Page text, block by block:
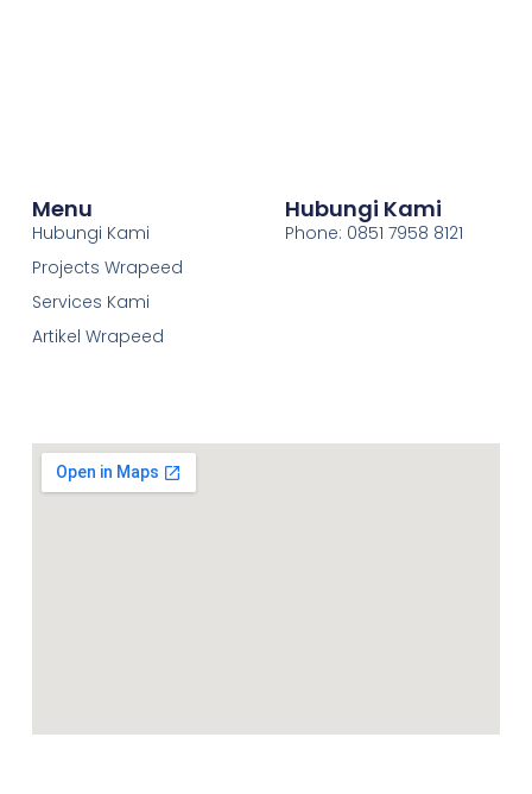
Menu
Hubungi Kami
Projects Wrapeed
Services Kami
Artikel Wrapeed
Hubungi Kami
Phone: 0851 7958 8121